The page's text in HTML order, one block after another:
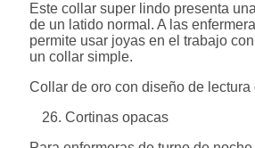
Este collar super lindo presenta
de un latido normal. A las
permite usar joyas en el trabajo
un collar simple.
Collar de oro con diseño de
Cortinas opacas